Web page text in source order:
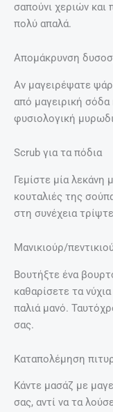
σαπούνι χεριών και
πολύ απαλά.
Απομάκρυνση
Αν μαγειρέψατε
από μαγειρική σόδα
φυσιολογική
Scrub για τα πόδια
Γεμίστε μία λεκάνη
κουταλιές της
στη συνέχεια
Μανικιούρ/
Βουτήξτε ένα
καθαρίσετε τα
παλιά μανό.
σας.
Καταπολέμηση
Κάντε μασάζ με
σας, αντί να τα